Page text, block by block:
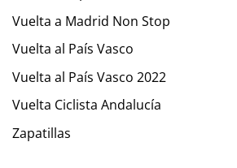
Vuelta a Madrid Non Stop
Vuelta al País Vasco
Vuelta al País Vasco 2022
Vuelta Ciclista Andalucía
Zapatillas